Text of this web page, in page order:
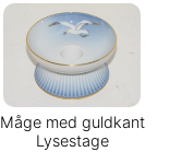
Måge med guldkant
Lysestage